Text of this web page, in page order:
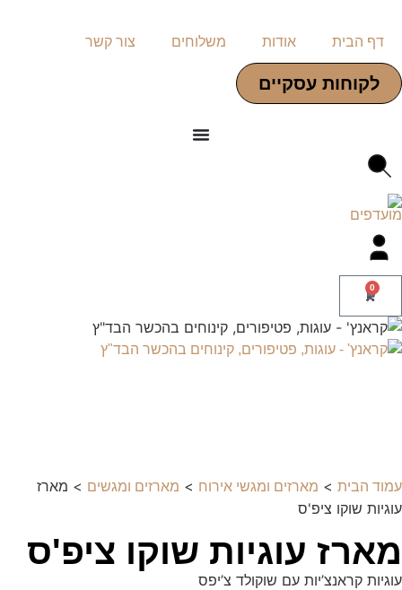
דף הבית אודות משלוחים צור קשר
לקוחות עסקיים
0
עמוד הבית > מארזים ומגשי אירוח > מארזים ומגשים > מארז
עוגיות שוקו ציפ'ס
מארז עוגיות שוקו ציפ'ס
עוגיות קראנצ’יות עם שוקולד צ’יפס